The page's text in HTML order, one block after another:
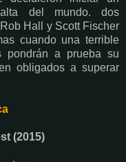
del mundo. dos
Hall y Scott Fischer
cuando una terrible
pondrán a prueba su
obligados a superar
(2015)